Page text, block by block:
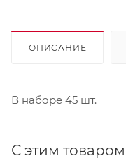
ОПИСАНИЕ
В наборе 45 шт.
С этим